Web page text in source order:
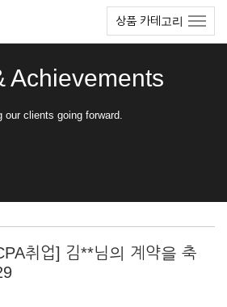
상품 카테고리
Achievements
our clients going forward.
취업] 김**님의 계약을 축